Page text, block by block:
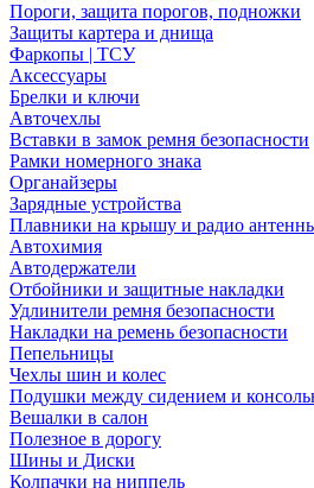
Пороги, защита порогов, подножки
Защиты картера и днища
Фаркопы | ТСУ
Аксессуары
Брелки и ключи
Авточехлы
Вставки в замок ремня безопасности
Рамки номерного знака
Органайзеры
Зарядные устройства
Плавники на крышу и радио
Автохимия
Автодержатели
Отбойники и защитные накладки
Удлинители ремня безопасности
Накладки на ремень безопасности
Пепельницы
Чехлы шин и колес
Подушки между сидением и
Вешалки в салон
Полезное в дорогу
Шины и Диски
Колпачки на ниппель